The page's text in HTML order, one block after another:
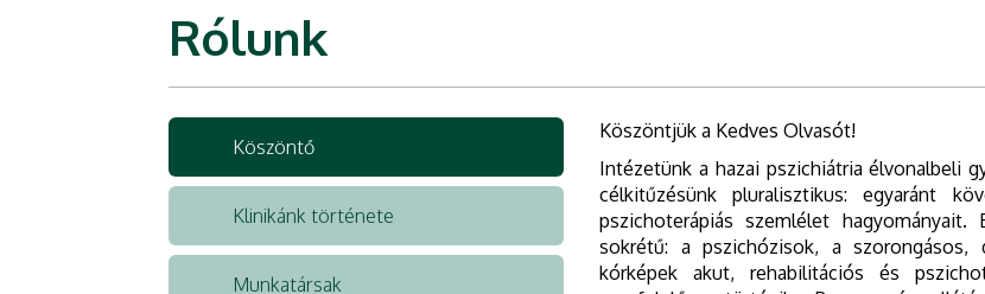
Rólunk
Köszöntő
Klinikánk története
Munkatársak
Köszöntjük a Kedves Olvasót!
Intézetünk a hazai pszichiátria élvonalbeli
célkitűzésünk pluralisztikus: egyaránt
pszichoterápiás szemlélet
sokrétű: a pszichózisok, a szorongásos,
kórképek akut, rehabilitációs és